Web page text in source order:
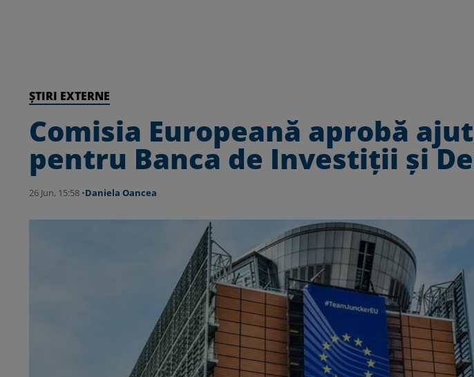
ȘTIRI EXTERNE
Comisia Europeană aprobă
pentru Banca de Investiții și
26 Jun, 15:58 •Daniela Oancea